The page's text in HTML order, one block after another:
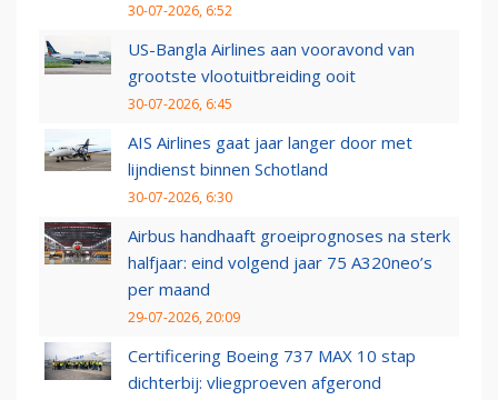
30-07-2026, 6:52
US-Bangla Airlines aan vooravond van
grootste vlootuitbreiding ooit
30-07-2026, 6:45
AIS Airlines gaat jaar langer door met
lijndienst binnen Schotland
30-07-2026, 6:30
Airbus handhaaft groeiprognoses na sterk
halfjaar: eind volgend jaar 75 A320neo’s
per maand
29-07-2026, 20:09
Certificering Boeing 737 MAX 10 stap
dichterbij: vliegproeven afgerond